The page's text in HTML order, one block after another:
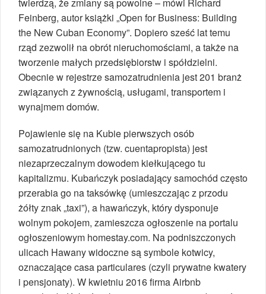
Feinberg, autor książki „Open for Business: Building
the New Cuban Economy”. Dopiero sześć lat temu
rząd zezwolił na obrót nieruchomościami, a także na
tworzenie małych przedsiębiorstw i spółdzielni.
Obecnie w rejestrze samozatrudnienia jest 201 branż
związanych z żywnością, usługami, transportem i
wynajmem domów.
Pojawienie się na Kubie pierwszych osób
samozatrudnionych (tzw. cuentapropista) jest
niezaprzeczalnym dowodem kiełkującego tu
kapitalizmu. Kubańczyk posiadający samochód często
przerabia go na taksówkę (umieszczając z przodu
żółty znak „taxi”), a hawańczyk, który dysponuje
wolnym pokojem, zamieszcza ogłoszenie na portalu
ogłoszeniowym homestay.com. Na podniszczonych
ulicach Hawany widoczne są symbole kotwicy,
oznaczające casa particulares (czyli prywatne kwatery
i pensjonaty). W kwietniu 2016 firma Airbnb